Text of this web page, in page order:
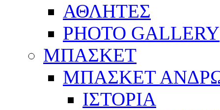
ΑΘΛΗΤΕΣ
PHOTO GALLERY
ΜΠΑΣΚΕΤ
ΜΠΑΣΚΕΤ
ΙΣΤΟΡΙΑ